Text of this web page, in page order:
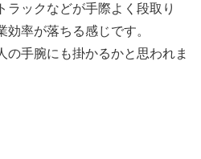
ラックなどが手際よく段取り
率が落ちる感じです。
の手腕にも掛かるかと思われま